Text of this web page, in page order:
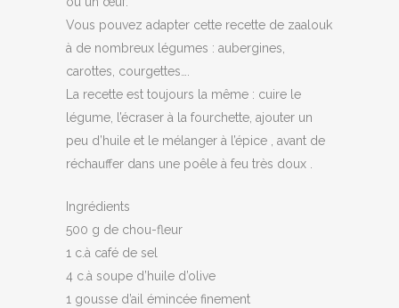
Vous pouvez adapter cette recette de zaalouk
à de nombreux légumes : aubergines,
carottes, courgettes….
La recette est toujours la même : cuire le
légume, l’écraser à la fourchette, ajouter un
peu d’huile et le mélanger à l’épice , avant de
réchauffer dans une poêle à feu très doux .
Ingrédients
500 g de chou-fleur
1 c.à café de sel
4 c.à soupe d’huile d’olive
1 gousse d’ail émincée finement